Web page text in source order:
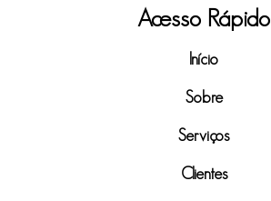
Acesso Rápido
Início
Sobre
Serviços
Clientes